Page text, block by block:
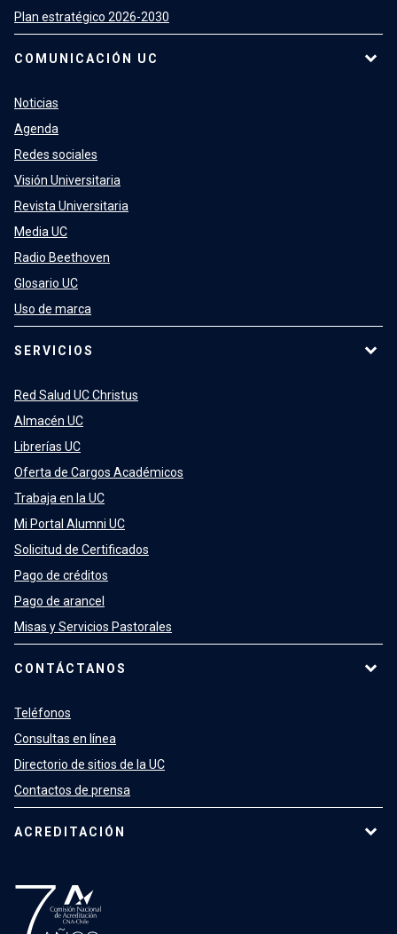
Plan estratégico 2026-2030
COMUNICACIÓN UC
Noticias
Agenda
Redes sociales
Visión Universitaria
Revista Universitaria
Media UC
Radio Beethoven
Glosario UC
Uso de marca
SERVICIOS
Red Salud UC Christus
Almacén UC
Librerías UC
Oferta de Cargos Académicos
Trabaja en la UC
Mi Portal Alumni UC
Solicitud de Certificados
Pago de créditos
Pago de arancel
Misas y Servicios Pastorales
CONTÁCTANOS
Teléfonos
Consultas en línea
Directorio de sitios de la UC
Contactos de prensa
ACREDITACIÓN